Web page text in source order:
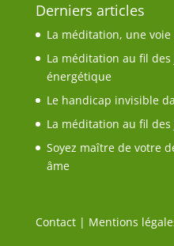
Derniers articles
La méditation, une
La méditation au fil
énergétique
Le handicap invisible
La méditation au fil des
Soyez maître de votre
âme
Contact| Mentions